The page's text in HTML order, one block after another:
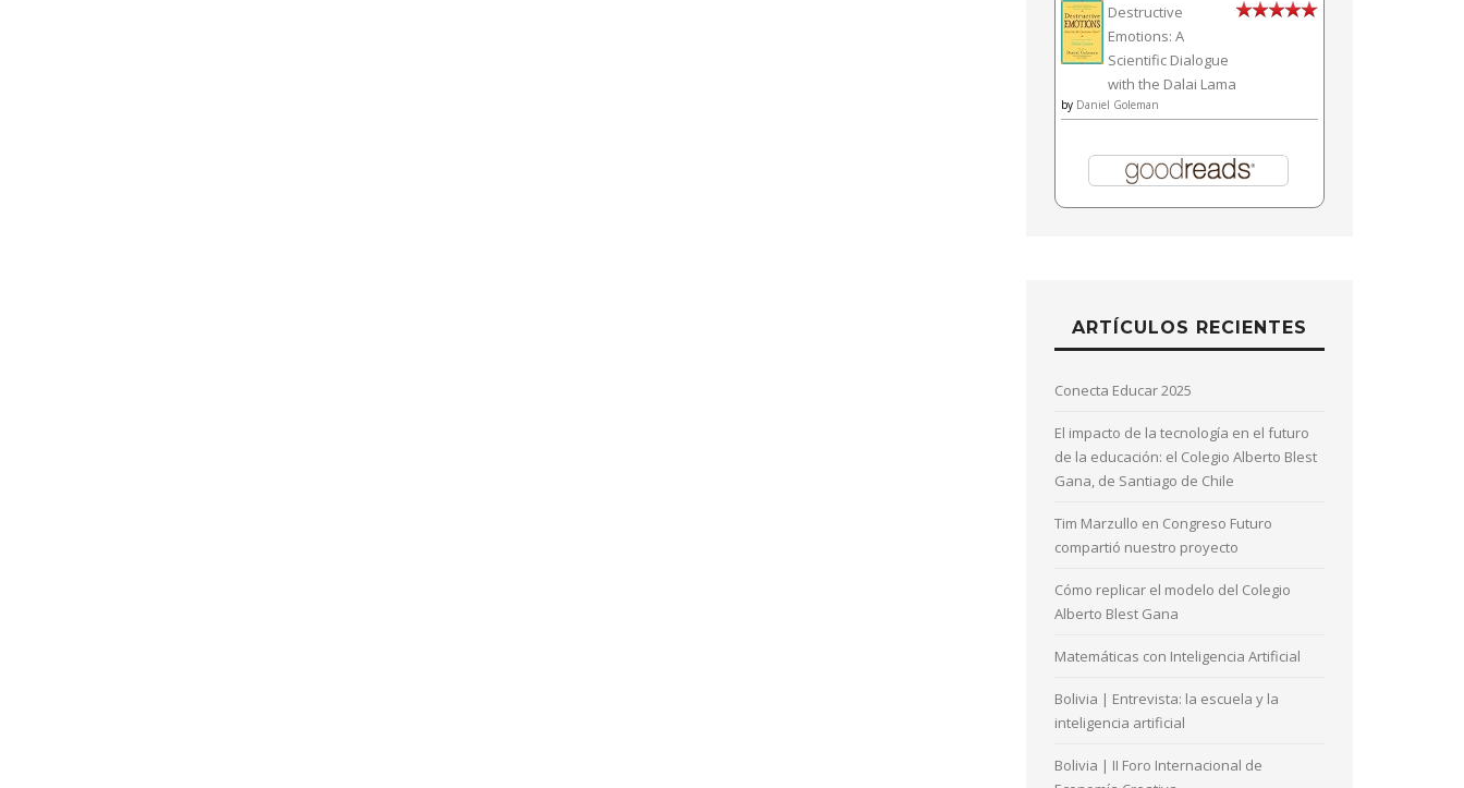
Destructive
Emotions: A
Scientific Dialogue
with the Dalai Lama
by Daniel Goleman
ARTÍCULOS RECIENTES
Conecta Educar 2025
El impacto de la tecnología en el futuro
de la educación: el Colegio Alberto Blest
Gana, de Santiago de Chile
Tim Marzullo en Congreso Futuro
compartió nuestro proyecto
Cómo replicar el modelo del Colegio
Alberto Blest Gana
Matemáticas con Inteligencia Artificial
Bolivia | Entrevista: la escuela y la
inteligencia artificial
Bolivia | II Foro Internacional de